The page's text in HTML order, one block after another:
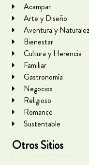
Acampar
Arte y Diseño
Aventura y
Bienestar
Cultura y Herencia
Familiar
Gastronomía
Negocios
Religioso
Romance
Sustentable
Otros Sitios